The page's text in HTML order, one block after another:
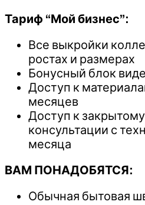
Тариф “Мой бизнес”:
Все выкройки
ростах и размерах
Бонусный блок
Доступ к
месяцев
Доступ к
консультации с
месяца
ВАМ ПОНАДОБЯТСЯ:
Обычная бытовая